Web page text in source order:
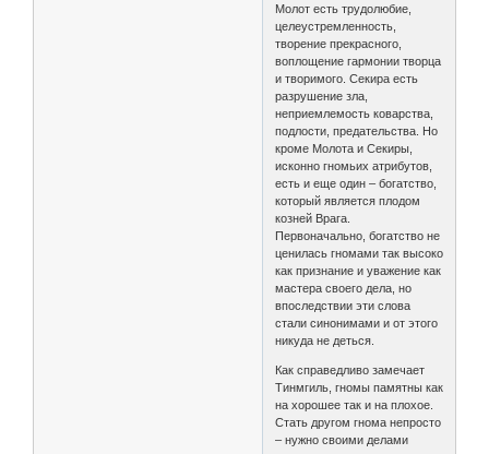
Молот есть трудолюбие,
целеустремленность,
творение прекрасного,
воплощение гармонии творца
и творимого. Секира есть
разрушение зла,
неприемлемость коварства,
подлости, предательства. Но
кроме Молота и Секиры,
исконно гномьих атрибутов,
есть и еще один – богатство,
который является плодом
козней Врага.
Первоначально, богатство не
ценилась гномами так высоко
как признание и уважение как
мастера своего дела, но
впоследствии эти слова
стали синонимами и от этого
никуда не деться.
Как справедливо замечает
Тинмгиль, гномы памятны как
на хорошее так и на плохое.
Стать другом гнома непросто
– нужно своими делами